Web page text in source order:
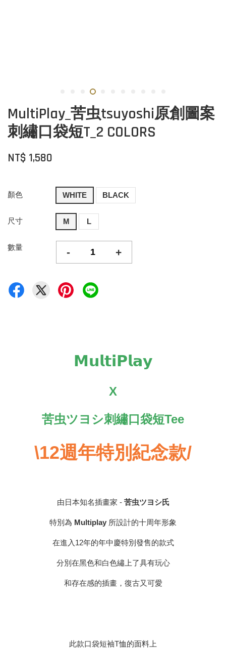
MultiPlay_苦虫tsuyoshi原創圖案
刺繡口袋短T_2 COLORS
NT$ 1,580
顏色 WHITE BLACK
尺寸 M L
數量 - +
𝗠𝘂𝗹𝘁𝗶𝗣𝗹𝗮𝘆
X
苦虫ツヨシ刺繡口袋短Tee
\12週年特別紀念款/
由日本知名插畫家 - 苦虫ツヨシ氏
特別為 Multiplay 所設計的十周年形象
在進入12年的年中慶特別發售的款式
分別在黑色和白色繡上了具有玩心
和存在感的插畫，復古又可愛
此款口袋短袖T恤的面料上